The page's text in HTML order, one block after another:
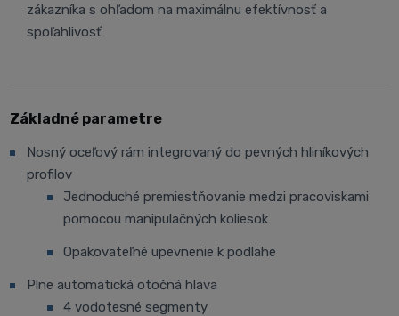
zákazníka s ohľadom na maximálnu efektívnosť a
spoľahlivosť
Základné parametre
Nosný oceľový rám integrovaný do pevných hliníkových
profilov
Jednoduché premiestňovanie medzi pracoviskami
pomocou manipulačných koliesok
Opakovateľné upevnenie k podlahe
Plne automatická otočná hlava
4 vodotesné segmenty